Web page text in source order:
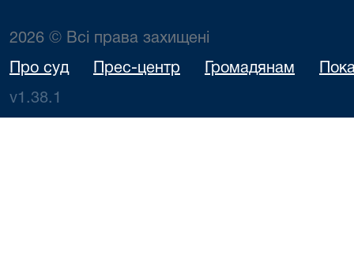
2026 © Всі права захищені
Про суд Прес-центр Громадянам
v1.38.1